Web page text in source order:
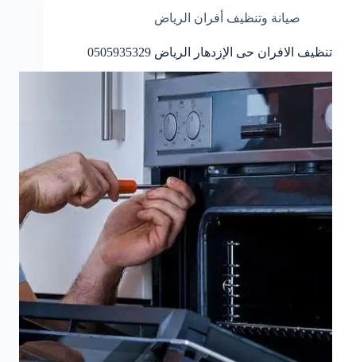
صيانة وتنظيف أفران الرياض
تنظيف الافران حى الإزدهار الرياض 0505935329